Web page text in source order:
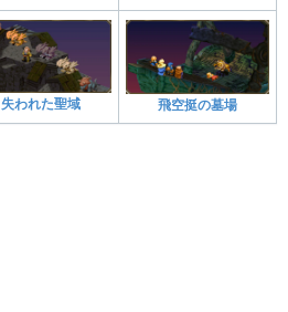
失われた聖域 飛空挺の墓場